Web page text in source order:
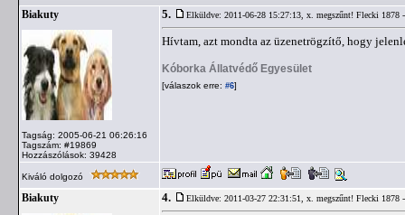
Biakuty
Tagság: 2005-06-21 06:26:16
Tagszám: #19869
Hozzászólások: 39428
5. Elküldve: 2011-06-28 15:27:13, x. megszűnt! Flecki 1878 -
Hívtam, azt mondta az üzenetrögzítő, hogy
Kóborka Állatvédő Egyesület
[válaszok erre: #6]
Kiváló dolgozó
Biakuty 4. Elküldve: 2011-03-27 22:31:51, x. megszűnt! Flecki 1878 -